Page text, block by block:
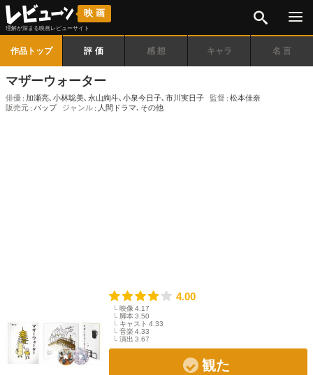
映画
理解が深まる映画レビューサイト
作品トップ 評価 感想 キャラ 名言
マザーウォーター
俳優 加瀬亮､ 小林聡美､ 永山絢斗､ 小泉今日子､ 市川実日子 監督
松本佳奈
販売元
バップ ジャンル 人間ドラマ､ その他
4.00
映像 4.17
脚本3.50
キャスト 4.33
音楽4.33
演出 3.67
観た